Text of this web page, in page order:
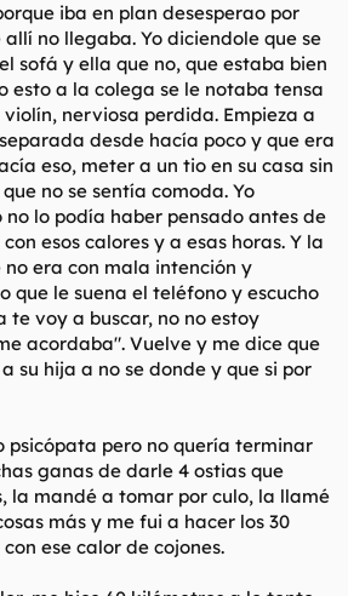
iba en plan desesperao por
no llegaba. Yo diciendole que se
sofá y ella que no, que estaba bien
esto a la colega se le notaba tensa
nerviosa perdida. Empieza a
desde hacía poco y que era
eso, meter a un tio en su casa sin
no se sentía comoda. Yo
no lo podía haber pensado antes de
esos calores y a esas horas. Y la
era con mala intención y
que le suena el teléfono y escucho
te voy a buscar, no no estoy
acordaba". Vuelve y me dice que
su hija a no se donde y que si por
psicópata pero no quería terminar
ganas de darle 4 ostias que
la mandé a tomar por culo, la llamé
más y me fui a hacer los 30
ese calor de cojones.